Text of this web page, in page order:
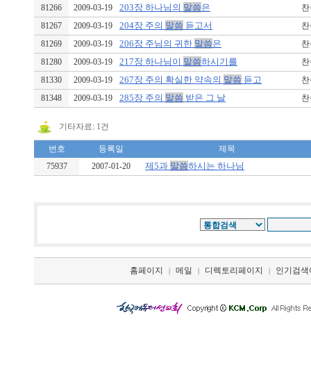
81266
2009-03-19 203장 하나님의 말씀은
81267
2009-03-19 204장 주의 말씀 듣고서
81269
2009-03-19 206장 주님의 귀한 말씀은
81280
2009-03-19 217장 하나님이 말씀하시기를
81330
2009-03-19 267장 주의 확실한 약속의 말씀 듣고
81348
2009-03-19 285장 주의 말씀 받은 그 날
기타자료: 1건
번호 등록일
제목
75937
2007-01-20 제5과 말씀하시는 하나님
홈페이지 | 메일 | 디렉토리페이지 | 인기검색